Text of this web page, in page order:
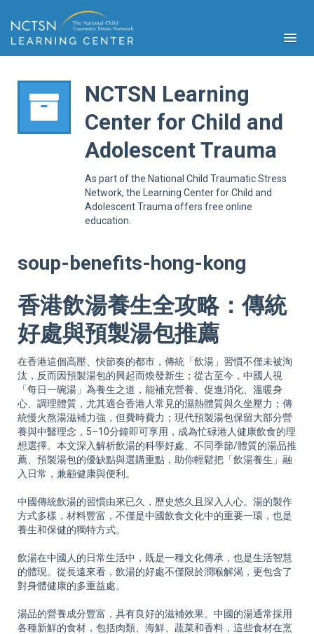
NCTSN Learning
Center for Child and
Adolescent Trauma
As part of the National Child Traumatic Stress
Network, the Learning Center for Child and
Adolescent Trauma offers free online
education.
soup-benefits-hong-kong
香港飲湯養生全攻略：傳統
好處與預製湯包推薦
在香港這個高壓、快節奏的都市，傳統「飲湯」習慣不僅未被淘
汰，反而因預製湯包的興起而煥發新生；從古至今，中國人視
「每日一碗湯」為養生之道，能補充營養、促進消化、溫暖身
心、調理體質，尤其適合香港人常見的濕熱體質與久坐壓力；傳
統慢火熬湯滋補力強，但費時費力；現代預製湯包保留大部分營
養與中醫理念，5–10分鐘即可享用，成為忙碌港人健康飲食的理
想選擇。本文深入解析飲湯的科學好處、不同季節/體質的湯品推
薦、預製湯包的優缺點與選購重點，助你輕鬆把「飲湯養生」融
入日常，兼顧健康與便利。
中國傳統飲湯的習慣由來已久，歷史悠久且深入人心。湯的製作
方式多樣，材料豐富，不僅是中國飲食文化中的重要一環，也是
養生和保健的獨特方式。
飲湯在中國人的日常生活中，既是一種文化傳承，也是生活智慧
的體現。從長遠來看，飲湯的好處不僅限於潤喉解渴，更包含了
對身體健康的多重益處。
湯品的營養成分豐富，具有良好的滋補效果。中國的湯通常採用
各種新鮮的食材，包括肉類、海鮮、蔬菜和香料，這些食材在烹